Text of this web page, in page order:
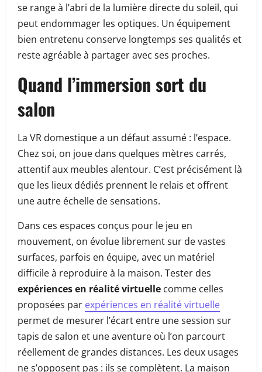
se range à l’abri de la lumière directe du soleil, qui
peut endommager les optiques. Un équipement
bien entretenu conserve longtemps ses qualités et
reste agréable à partager avec ses proches.
Quand l’immersion sort du
salon
La VR domestique a un défaut assumé : l’espace.
Chez soi, on joue dans quelques mètres carrés,
attentif aux meubles alentour. C’est précisément là
que les lieux dédiés prennent le relais et offrent
une autre échelle de sensations.
Dans ces espaces conçus pour le jeu en
mouvement, on évolue librement sur de vastes
surfaces, parfois en équipe, avec un matériel
difficile à reproduire à la maison. Tester des
expériences en réalité virtuelle comme celles
proposées par expériences en réalité virtuelle
permet de mesurer l’écart entre une session sur
tapis de salon et une aventure où l’on parcourt
réellement de grandes distances. Les deux usages
ne s’opposent pas : ils se complètent. La maison